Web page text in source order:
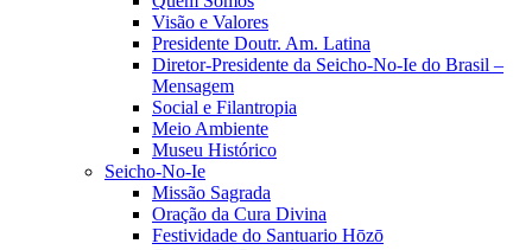
Visão e Valores
Presidente Doutr. Am. Latina
Diretor-Presidente da Seicho-No-Ie do Brasil –
Mensagem
Social e Filantropia
Meio Ambiente
Museu Histórico
Seicho-No-Ie
Missão Sagrada
Oração da Cura Divina
Festividade do Santuario Hōzō